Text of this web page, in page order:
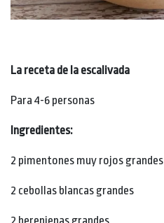
La receta de la escalivada
Para 4-6 personas
Ingredientes:
2 pimentones muy rojos grandes
2 cebollas blancas grandes